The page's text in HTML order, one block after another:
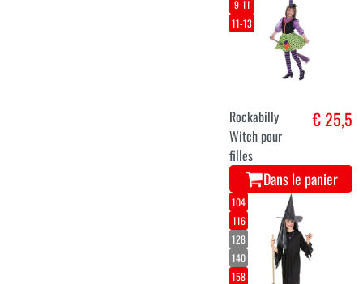
9-11
11-13
Rockabilly
Witch pour
filles
€ 25,5
Dans le panier
104
116
128
140
158